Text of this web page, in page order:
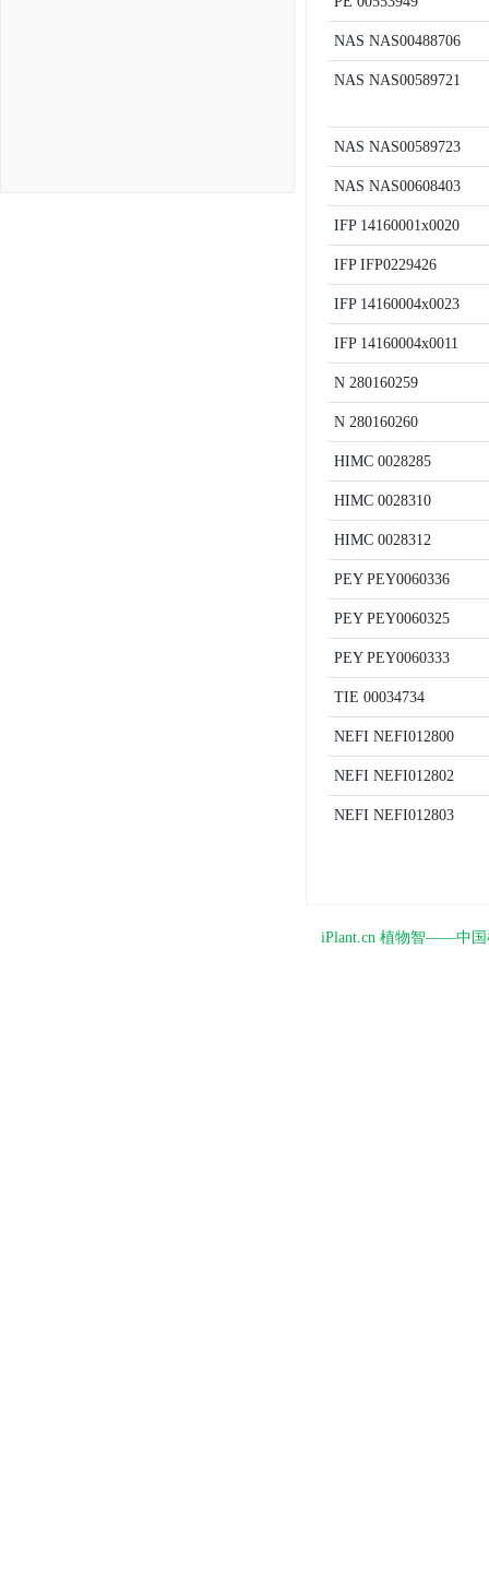
NAS NAS00488706
NAS NAS00589721
NAS NAS00589723
NAS NAS00608403
IFP14160001x0020
IFPIFP0229426
IFP14160004x0023
IFP14160004x0011
N 280160259
N 280160260
HIMC 0028285
HIMC 0028310
HIMC 0028312
PEYPEY0060336
PEYPEY0060325
PEYPEY0060333
TIE 00034734
NEFI NEFI012800
NEFI NEFI012802
NEFI NEFI012803
iPlant.cn 植物智——中国